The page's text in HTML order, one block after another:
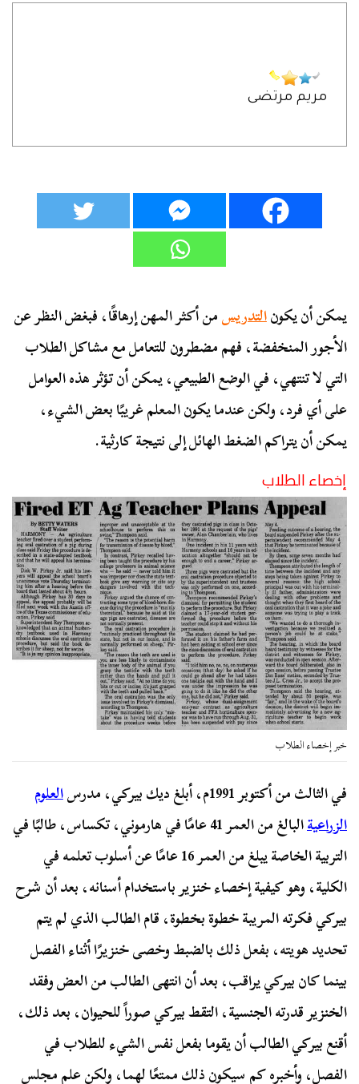
مريم مرتضى
يمكن أن يكونالتدريسمن أكثر المهن إرهاقًا، فبغض النظر عن
الأجور المنخفضة، فهم مضطرون للتعامل مع مشاكل الطلاب
التي لا تنتهي، في الوضع الطبيعي، يمكن أن تؤثر هذه العوامل
على أي فرد، ولكن عندما يكون المعلم غريبًا بعض الشيء،
يمكن أن يتراكم الضغط الهائل إلى نتيجة كارثية.
إخصاء الطلاب
خبر إخصاء الطلاب
في الثالث من أكتوبر 1991م، أبلغ ديك بيركي، مدرس
العلوم
الزراعية
البالغ من العمر 41 عامًا في هارموني، تكساس، طالبًا في
التربية الخاصة يبلغ من العمر 16 عامًا عن أسلوب تعلمه في
الكلية، وهو كيفية إخصاء خنزير باستخدام أسنانه، بعد أن شرح
بيركي فكرته المريبة خطوة بخطوة، قام الطالب الذي لم يتم
تحديد هويته، بفعل ذلك بالضبط وخصى خنزيرًا أثناء الفصل
بينما كان بيركي يراقب، بعد أن انتهى الطالب من العض وفقد
الخنزير قدرته الجنسية، التقط بيركي صوراً للحيوان، بعد ذلك،
أقنع بيركي الطالب أن يقوما بفعل نفس الشيء للطلاب في
الفصل، وأخبره كم سيكون ذلك ممتعًا لهما، ولكن علم مجلس